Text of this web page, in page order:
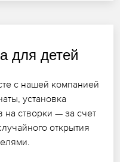
для детей
с нашей компанией
установка
на створки — за счет
открытия